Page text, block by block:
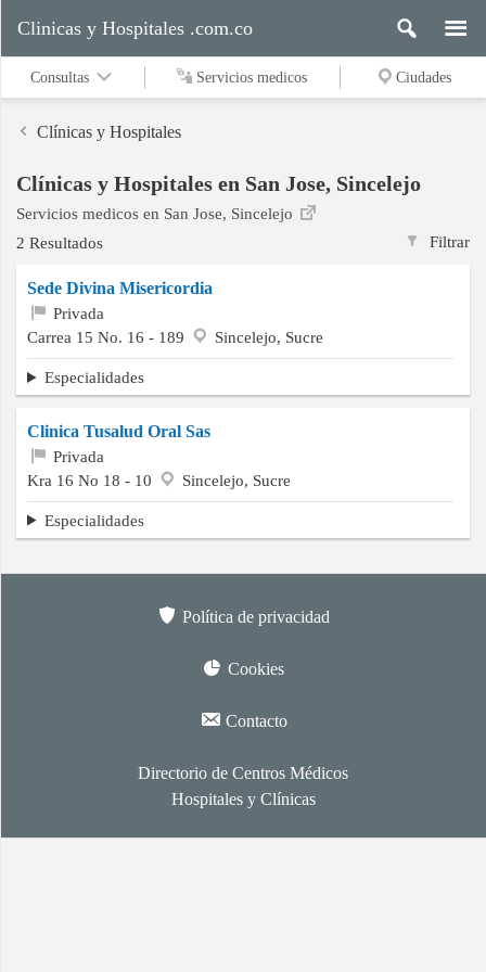
medicos
Ciudades
Buscar
Contacto
Clinicas y Hospitales .com.co
Consultas Servicios medicos Ciudades
Clínicas y Hospitales
Clínicas y Hospitales en San Jose, Sincelejo
Servicios medicos en San Jose, Sincelejo
Filtrar
2 Resultados
Sede Divina Misericordia
Privada
Carrea 15 No. 16 - 189
Sincelejo, Sucre
Especialidades
Clinica Tusalud Oral Sas
Privada
Kra 16 No 18 - 10
Sincelejo, Sucre
Especialidades
Política de privacidad
Cookies
Contacto
Directorio de Centros Médicos
Hospitales y Clínicas